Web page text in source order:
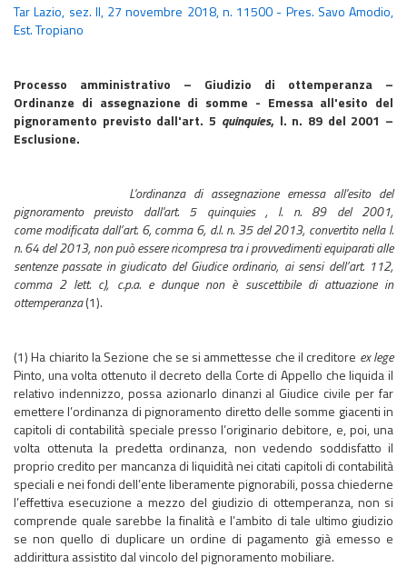
Tar Lazio, sez. II, 27 novembre 2018, n. 11500 - Pres. Savo Amodio,
Est. Tropiano
Processo amministrativo – Giudizio di ottemperanza –
Ordinanze di assegnazione di somme - Emessa all'esito del
pignoramento previsto dall'art. 5 quinquies, l. n. 89 del 2001 –
Esclusione.
L'ordinanza di assegnazione emessa all'esito del
pignoramento previsto dall'art. 5 quinquies , l. n. 89 del 2001,
come modificata dall’art. 6, comma 6, d.l. n. 35 del 2013, convertito nella l.
n. 64 del 2013, non può essere ricompresa tra i provvedimenti equiparati alle
sentenze passate in giudicato del Giudice ordinario, ai sensi dell’art. 112,
comma 2 lett. c), c.p.a. e dunque non è suscettibile di attuazione in
ottemperanza(1).
(1) Ha chiarito la Sezione che se si ammettesse che il creditore ex lege
Pinto, una volta ottenuto il decreto della Corte di Appello che liquida il
relativo indennizzo, possa azionarlo dinanzi al Giudice civile per far
emettere l’ordinanza di pignoramento diretto delle somme giacenti in
capitoli di contabilità speciale presso l’originario debitore, e, poi, una
volta ottenuta la predetta ordinanza, non vedendo soddisfatto il
proprio credito per mancanza di liquidità nei citati capitoli di contabilità
speciali e nei fondi dell’ente liberamente pignorabili, possa chiederne
l’effettiva esecuzione a mezzo del giudizio di ottemperanza, non si
comprende quale sarebbe la finalità e l’ambito di tale ultimo giudizio
se non quello di duplicare un ordine di pagamento già emesso e
addirittura assistito dal vincolo del pignoramento mobiliare.